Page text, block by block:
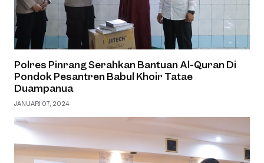
Polres Pinrang Serahkan Bantuan Al-Quran Di
Pondok Pesantren Babul Khoir Tatae
Duampanua
JANUARI 07, 2024